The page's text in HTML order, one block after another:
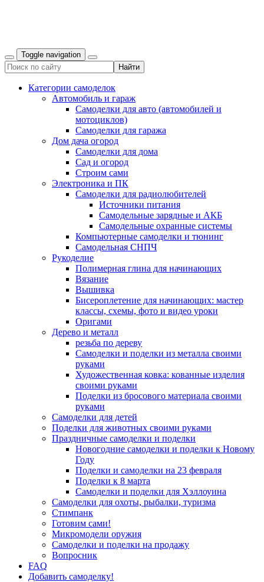
Toggle navigation
Категории самоделок
Автомобиль и гараж
Самоделки для авто (автомобилей и
мотоциклов)
Самоделки для гаража
Дом дача огород
Самоделки для дома
Сад и огород
Строим сами
Электроника и ПК
Самоделки для радиолюбителей
Источники питания
Самодельные зарядные и АКБ
Самодельные охранные системы
Компьютерные самоделки и тюнинг
Самодельная СНПЧ
Рукоделие
Полимерная глина для начинающих
Вязание
Вышивка
Бисероплетение для начинающих: мастер
классы, схемы, фото и видео уроки
Оригами
Дерево и металл
резьба по дереву
Самоделки и поделки из металла своими
руками
Художественная ковка: кованные изделия
своими руками
Поделки из бросового материала своими
руками
Самоделки для детей
Поделки для животных своими руками
Праздничные самоделки и поделки
Новогодние самоделки и поделки к Новому
Году
Поделки и самоделки на 23 февраля
Поделки к 8 марта
Самоделки и поделки для Хэллоуина
Самоделки для охоты, рыбалки, туризма
Стимпанк
Готовим сами!
Микромодели оружия
Самоделки и поделки на продажу
Вопросник
FAQ
Добавить самоделку!